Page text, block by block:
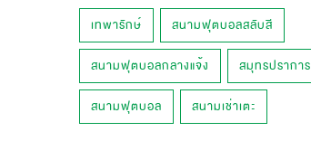
เทพารักษ์ สนามฟุตบอลสลับสี
สนามฟุตบอลกลางแจ้ง สมุทรปราการ
สนามฟุตบอล สนามเช่าเตะ